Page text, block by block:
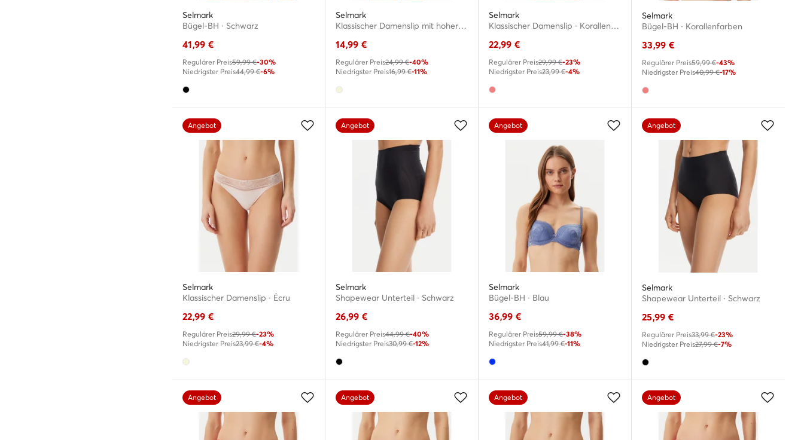
Selmark
Bügel-BH · Schwarz
41,99 €
Regulärer Preis59,99 €-30%
Niedrigster Preis44,99 €-6%
Selmark
Klassischer Damenslip mit hoher Taille · Écru
14,99 €
Regulärer Preis24,99 €-40%
Niedrigster Preis16,99 €-11%
Selmark
Klassischer Damenslip · Korallenfarben
22,99 €
Regulärer Preis29,99 €-23%
Niedrigster Preis23,99 €-4%
Selmark
Bügel-BH · Korallenfarben
33,99 €
Regulärer Preis59,99 €-43%
Niedrigster Preis40,99 €-17%
Angebot
Selmark
Klassischer Damenslip · Écru
22,99 €
Regulärer Preis29,99 €-23%
Niedrigster Preis23,99 €-4%
Angebot
Selmark
Shapewear Unterteil · Schwarz
26,99 €
Regulärer Preis44,99 €-40%
Niedrigster Preis30,99 €-12%
Angebot
Selmark
Bügel-BH · Blau
36,99 €
Regulärer Preis59,99 €-38%
Niedrigster Preis41,99 €-11%
Angebot
Selmark
Shapewear Unterteil · Schwarz
25,99 €
Regulärer Preis33,99 €-23%
Niedrigster Preis27,99 €-7%
Angebot Angebot Angebot Angebot